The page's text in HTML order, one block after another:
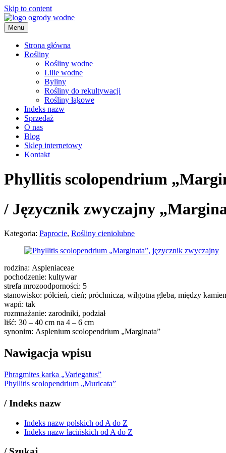
Skip to content
ogrody wodne
Menu
Strona główna
Rośliny
Rośliny wodne
Lilie wodne
Byliny
Rośliny do rekultywacji
Rośliny łąkowe
Indeks nazw
Sprzedaż
O nas
Blog
Sklep internetowy
Kontakt
Phyllitis scolopendrium
/ Języcznik zwyczajny
Kategoria: Paprocie, Rośliny cieniolubne
rodzina: Aspleniaceae
pochodzenie: kultywar
strefa mrozoodporności: 5
stanowisko: półcień, cień; próchnicza, wilgotna gleba, między
wapń: tak
rozmnażanie: zarodniki, podział
liść: 30 – 40 cm na 4 – 6 cm
synonim: Asplenium scolopendrium „Marginata”
Nawigacja wpisu
Phragmites karka „Variegatus”
Phyllitis scolopendrium „Muricata”
/Indeks nazw
Indeks nazw polskich od A do Z
Indeks nazw łacińskich od A do Z